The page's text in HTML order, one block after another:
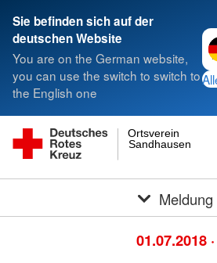
Sie befinden sich auf der
deutschen Website
You are on the German website,
you can use the switch to switch to
the English one
Sandhausen
Ortsverein
Meldung
01.07.2018 ·